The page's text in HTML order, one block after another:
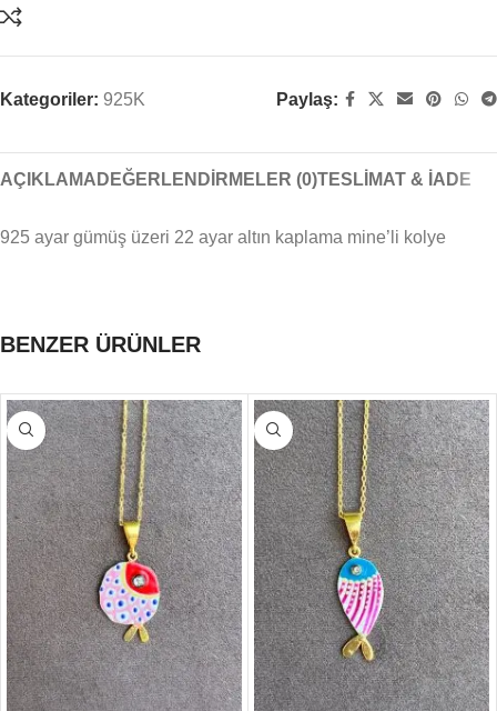
Kategoriler: 925K Paylaş:
AÇIKLAMA DEĞERLENDIRMELER (0)TESLIMAT & İADE
925 ayar gümüş üzeri 22 ayar altın kaplama mine’li kolye
BENZER ÜRÜNLER